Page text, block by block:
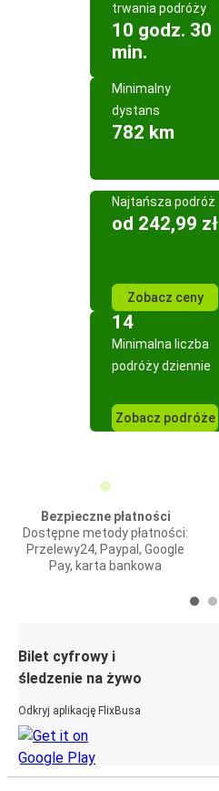
trwania podróży
10 godz. 30
min.
Minimalny
dystans
782 km
Najtańsza podróż
od 242,99 zł
Zobacz ceny
14
Minimalna liczba
podróży dziennie
Zobacz podróże
Bezpieczne płatności
Dostępne metody płatności:
Przelewy24, Paypal, Google
Pay, karta bankowa
Bilet cyfrowy i
śledzenie na żywo
Odkryj aplikację FlixBusa